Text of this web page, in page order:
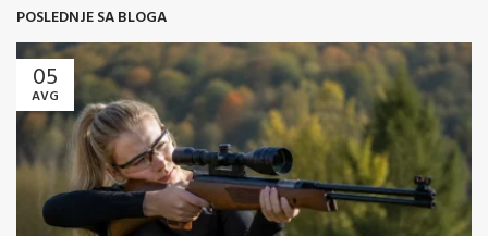
POSLEDNJE SA BLOGA
05
AVG